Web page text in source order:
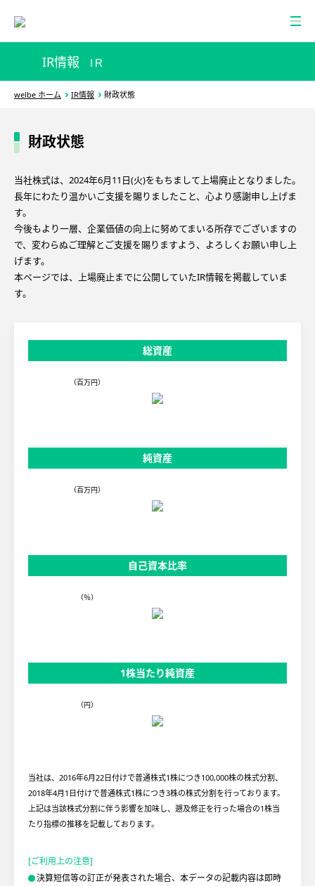
IR情報 IR
welbe ホーム IR情報 財政状態
財政状態
当社株式は、2024年6月11日(火)をもちまして上場廃止となりました。
長年にわたり温かいご支援を賜りましたこと、心より感謝申し上げま
す。
今後もより一層、企業価値の向上に努めてまいる所存でございますの
で、変わらぬご理解とご支援を賜りますよう、よろしくお願い申し上
げます。
本ページでは、上場廃止までに公開していたIR情報を掲載していま
す。
総資産
（百万円）
純資産
（百万円）
自己資本比率
（％）
1株当たり純資産
（円）
当社は、2016年6月22日付けで普通株式1株につき100,000株の株式分割、
2018年4月1日付けで普通株式1株につき3株の株式分割を行っております。
上記は当該株式分割に伴う影響を加味し、遡及修正を行った場合の1株当
たり指標の推移を記載しております。
[ご利用上の注意]
決算短信等の訂正が発表された場合、本データの記載内容は即時